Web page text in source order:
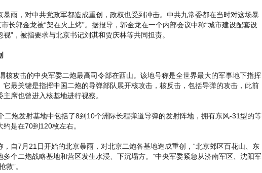
，对中共党政军都造成重创，政权也受到冲击。中共九常委都在当时对这场暴
长郭金龙被“架在火上烤”。据报导，郭金龙在一个内部会议中称“城市建设配套设
”，被指要求与北京书记刘淇和贾庆林等共同担责。
攻击的中央军委二炮最高司令部在西山。该地号称是全世界最大的军事地下指挥
它最关键是指挥中国二炮的导弹部队展开核攻击，核反击，包括导弹的攻击，此前
席也曾进入核基地进行视察。
二炮发射基地中包括了8到10个洲际长程弹道导弹的发射阵地，拥有东风-31型的等
是在70到120枚左右。
，自7月21日开始的北京暴雨，对北京二炮各基地造成重创，“北京郊区百花山、东
多个二炮战略基地和营区发生水浸、下沉塌方。”中央军委紧急从济南军区、沈阳军
救”。